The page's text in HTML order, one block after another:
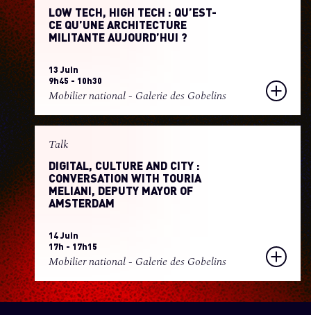
LOW TECH, HIGH TECH : QU’EST-
CE QU’UNE ARCHITECTURE
MILITANTE AUJOURD’HUI ?
13 Juin
9h45 - 10h30
Mobilier national - Galerie des Gobelins
Talk
DIGITAL, CULTURE AND CITY :
CONVERSATION WITH TOURIA
MELIANI, DEPUTY MAYOR OF
AMSTERDAM
14 Juin
17h - 17h15
Mobilier national - Galerie des Gobelins